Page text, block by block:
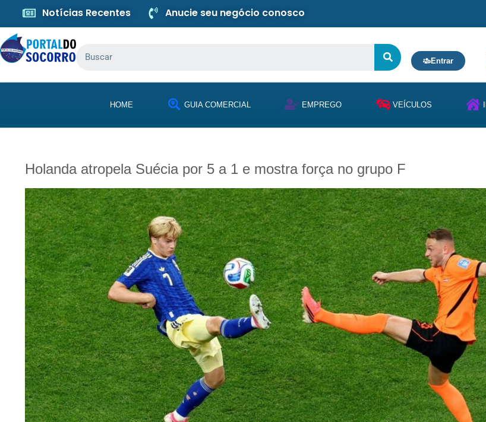
Notícias Recentes Anucie seu negócio conosco
Entrar
HOME GUIA COMERCIAL EMPREGO VEÍCULOS
Holanda atropela Suécia por 5 a 1 e mostra força no grupo F